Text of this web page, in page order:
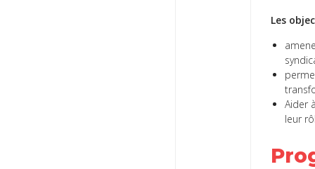
Les
Aider
leur